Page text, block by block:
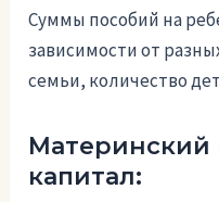
Суммы пособий на
зависимости от
семьи, количество
Материнский
капитал: